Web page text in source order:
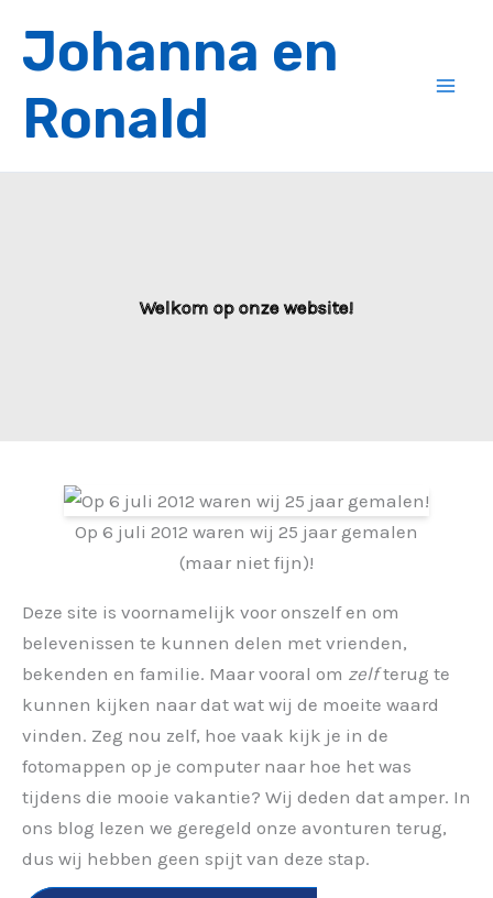
naar
inhoud
Johanna en
Ronald
Welkom op onze website!
Op 6 juli 2012 waren wij 25 jaar gemalen
(maar niet fijn)!
Deze site is voornamelijk voor onszelf en om
belevenissen te kunnen delen met vrienden,
bekenden en familie. Maar vooral om zelfterug te
kunnen kijken naar dat wat wij de moeite waard
vinden. Zeg nou zelf, hoe vaak kijk je in de
fotomappen op je computer naar hoe het was
tijdens die mooie vakantie? Wij deden dat amper. In
ons blog lezen we geregeld onze avonturen terug,
dus wij hebben geen spijt van deze stap.